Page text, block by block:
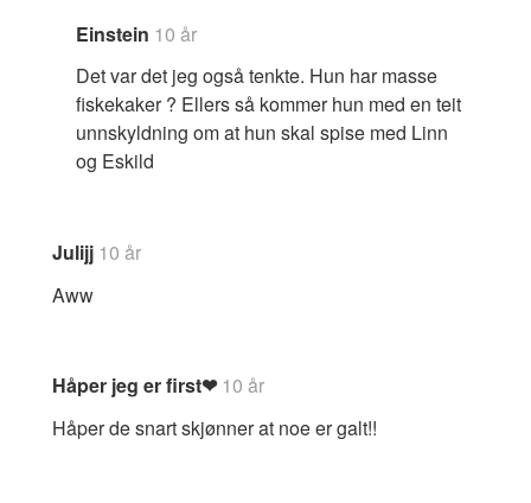
Einstein 10 år
Det var det jeg også tenkte. Hun har masse
fiskekaker ? Ellers så kommer hun med en teit
unnskyldning om at hun skal spise med Linn
og Eskild
Julijj 10 år
Aww
Håper jeg er first❤ 10 år
Håper de snart skjønner at noe er galt!!